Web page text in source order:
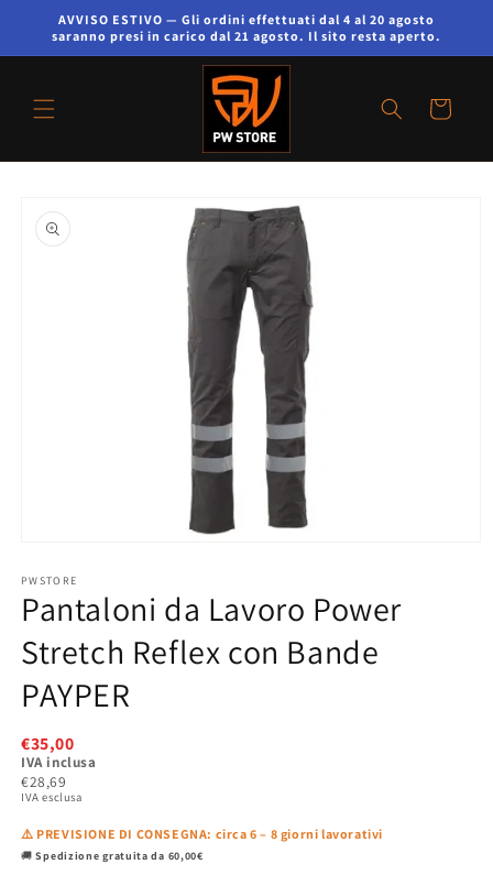
AVVISO ESTIVO — Gli ordini effettuati dal 4 al 20 agosto
saranno presi in carico dal 21 agosto. Il sito resta aperto.
Carrello
informazioni
sul prodotto
multimediali
1
finestra
modale
PWSTORE
Pantaloni da Lavoro Power
Stretch Reflex con Bande
PAYPER
€35,00
IVA inclusa
€28,69
IVA esclusa
⚠️ PREVISIONE DI CONSEGNA: circa 6 – 8 giorni lavorativi
🚚Spedizione gratuita da 60,00€